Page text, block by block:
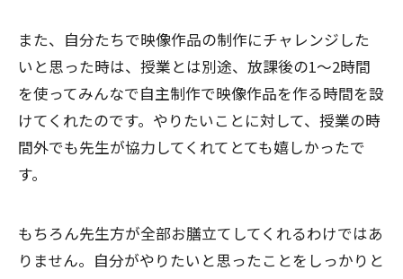
また、自分たちで映像作品の制作にチャレンジした
いと思った時は、授業とは別途、放課後の1〜2時間
を使ってみんなで自主制作で映像作品を作る時間を設
けてくれたのです。やりたいことに対して、授業の時
間外でも先生が協力してくれてとても嬉しかったで
す。
もちろん先生方が全部お膳立てしてくれるわけではあ
りません。自分がやりたいと思ったことをしっかりと